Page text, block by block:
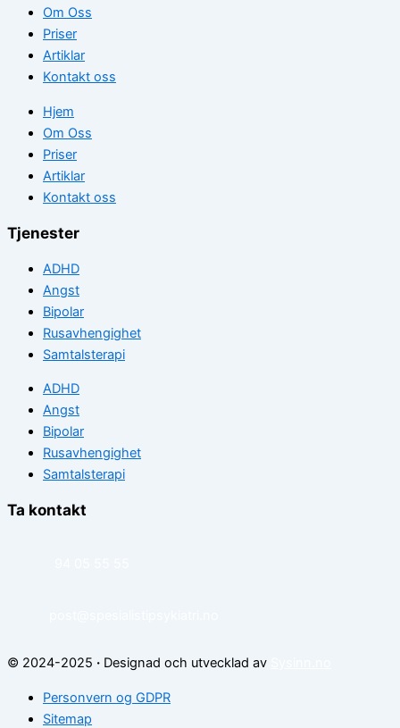
Om Oss
Priser
Artiklar
Kontakt oss
Hjem
Om Oss
Priser
Artiklar
Kontakt oss
Tjenester
ADHD
Angst
Bipolar
Rusavhengighet
Samtalsterapi
ADHD
Angst
Bipolar
Rusavhengighet
Samtalsterapi
Ta kontakt
© 2024-2025 · Designad och utvecklad av
Personvern og GDPR
Sitemap